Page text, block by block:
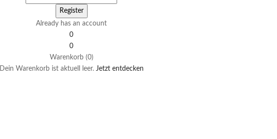
Already has an account
0
0
Warenkorb (0)
Dein Warenkorb ist aktuell leer. Jetzt entdecken